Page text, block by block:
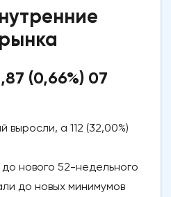
(0,66%) 07
выросли, а 112 (32,00%)
нового 52-недельного
до новых минимумов